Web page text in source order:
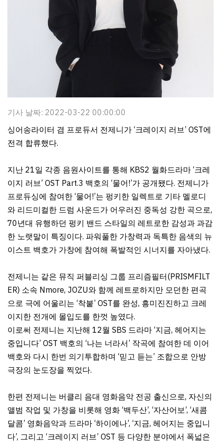
기사 날짜: 2022-03-22 00:00:00
싱어송라이터 겸 프로듀서 전제니가 ‘크레이지 러브’ OST에
전격 합류했다.
지난 21일 각종 음원사이트를 통해 KBS2 월화드라마 ‘크레
이지 러브’ OST Part.3 백호의 ‘물어!’가 공개됐다. 전제니가
프로듀싱에 참여한 ‘물어!’는 펑키한 일렉트로 기타 멜로디
와 리드미컬한 드럼 사운드가 어우러진 중독성 강한 곡으로,
70년대 유행하던 펑키 밴드 스타일의 레트로한 감성과 과감
한 노랫말이 특징이다. 파워풀한 가창력과 독특한 음색의 뉴
이스트 백호가 가창에 참여해 폭발적인 시너지를 자아냈다.
전제니는 같은 뮤직 퍼블리싱 그룹 프리즘필터(PRISMFILT
ER) 소속 Nmore, JOZU와 함께 레트로하지만 모던한 편곡
으로 극에 어울리는 ‘착붙’ OST를 완성, 흥미진진하고 크레
이지한 전개에 몰입도를 한껏 높였다.
이로써 전제니는 지난해 12월 SBS 드라마 ‘지금, 헤어지는
중입니다’ OST 백호의 ‘나는 너라서’ 작곡에 참여한 데 이어
백호와 다시 한번 의기투합하며 ‘믿고 듣는’ 조합으로 안방
극장의 눈도장을 찍었다.
한편 전제니는 버클리 음대 영화음악 전공 출신으로, 자신의
앨범 작업 및 가창을 비롯해 영화 ‘백두산’, ‘자산어보’, ‘새콤
달콤’ 영화음악과 드라마 ‘하이에나’, ‘지금, 헤어지는 중입니
다’, 그리고 ‘크레이지 러브’ OST 등 다양한 분야에서 폭넓은